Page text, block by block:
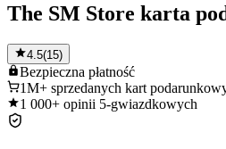
The SM Store karta
4.5(15)
Bezpieczna płatność
1M+ sprzedanych kart
1 000+ opinii 5-gwiazdkowych